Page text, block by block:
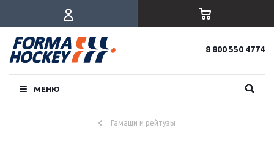
8 800 550 4774
МЕНЮ
Гамаши и рейтузы